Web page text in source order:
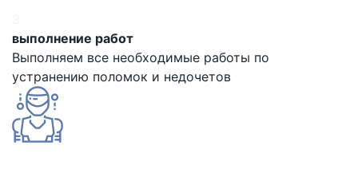
выполнение работ
Выполняем все необходимые работы по
устранению поломок и недочетов